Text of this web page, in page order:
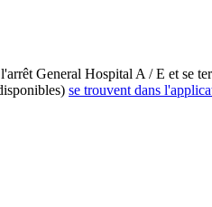
General Hospital A / E et se
se trouvent dans